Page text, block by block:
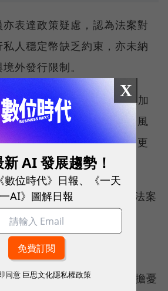
表達政策疑慮，認為法案對
人穩定幣缺乏約束，亦未納
外發行限制。
直言：「這項法案加
卻無視總統的腐敗、國安風
比起沒有立法，結果恐怕更
理官協會 (CSBS) 警告該法案
管，呼籲修正授權範圍。
Milhorn 表示：「我們擔憂
X
AI 發展趨勢！
數位時代》日報、《一天
一AI》圖解日報
同意 巨思文化隱私權政策